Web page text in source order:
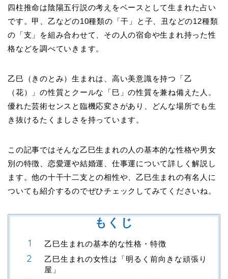
四柱推命は陰陽五行説の考えをベースとして生まれた占い
です。甲、乙などの10種類の「干」と子、丑などの12種類
の「支」を組み合わせて、その人の宿命や生まれ持った性
格などを調べていきます。
乙巳（きのとみ）生まれは、高い美意識を持つ「乙
（花）」の性質とクールな「巳」の性質を兼ね備えた人。
優れた芸術センスと臨機応変さがあり、どんな場所でも生
き抜けるたくましさを持っています。
この記事ではそんな乙巳生まれの人の基本的な性格や男女
別の特徴、恋愛運や結婚運、仕事運について詳しく解説し
ます。他の十干十二支との相性や、乙巳生まれの有名人に
ついても紹介するのでぜひチェックしてみてくださいね。
もくじ
乙巳生まれの基本的な性格・特徴
乙巳生まれの女性は「明るく前向きな頑張り
屋」